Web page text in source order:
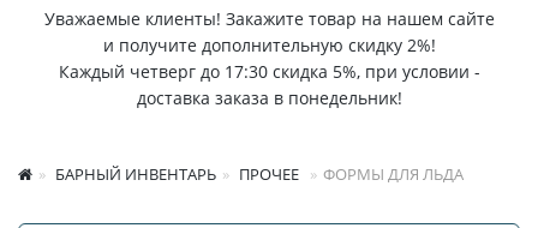
Уважаемые клиенты! Закажите товар на нашем сайте
и получите дополнительную скидку 2%!
Каждый четверг до 17:30 скидка 5%, при условии -
доставка заказа в понедельник!
БАРНЫЙ ИНВЕНТАРЬ ПРОЧЕЕ ФОРМЫ ДЛЯ ЛЬДА